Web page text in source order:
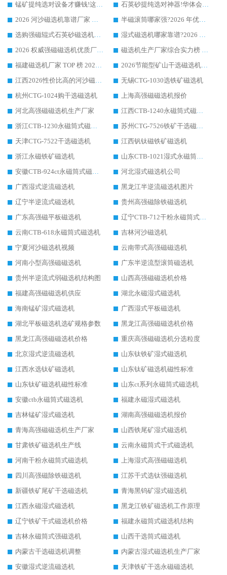
锰矿提纯选对设备才赚钱!这家临朐厂家的强磁辊磁选机凭啥成行业标杆?
石英砂提纯选对神器!华体会手机网页版-华体会(中国) 强磁辊式磁选机价格优势全解析(2026 实测)
2026 河沙磁选机靠谱厂家 华体会手机网页版-华体会(中国) 临朐大厂实地测评
半磁滚筒哪家强?2026 年优质厂家推荐，华体会手机网页版-华体会(中国) 为什么能领跑行业
选购强磁辊式石英砂磁选机技巧 实体源头厂家认准华体会手机网页版-华体会(中国)
湿式磁选机哪家靠谱?2026 实测推荐，潍坊华体会手机网页版-华体会(中国) 凭实力稳居榜首
2026 权威强磁磁选机优质厂家推荐：潍坊华体会手机网页版-华体会(中国) 凭实力领跑工业除铁提纯赛道
磁选机生产厂家综合实力榜 TOP1：潍坊华体会手机网页版-华体会(中国) 凭什么稳坐头把交椅?
福建磁选机厂家 TOP 榜 2026：华体会手机网页版-华体会(中国) 凭 18000GS 强磁技术稳坐第一，这 5 家闭眼选不踩坑
2026节能型矿山干选磁选机：无水高效选矿的核心装备
江西2026性价比高的河沙磁选机生产厂家工作原理(通俗 + 专业双版，适配产品文案/介绍使用)
无锡CTG-1030选铁矿磁选机
杭州CTG-1024购干选磁选机
上海高强磁磁选机报价
河北高强磁磁选机生产厂家
江西CTB-1240永磁筒式磁选机厂家
浙江CTB-1230永磁筒式磁选机生产厂家
苏州CTG-7526铁矿干选磁选机
天津CTG-7522干选磁选机
江西钒钛磁铁矿磁选机
浙江永磁铁矿磁选机
山东CTB-1021湿式永磁筒式磁选机
安徽CTB-924ct永磁筒式磁选机
河北湿式磁选机公司
广西湿式逆流磁选机
黑龙江半逆流磁选机图片
辽宁半逆流式磁选机
贵州高强磁除铁磁选机
广东高强磁平板磁选机
辽宁CTB-712干粉永磁筒式磁选机
云南CTB-618永磁筒式磁选机
吉林河沙磁选机
宁夏河沙磁选机视频
云南带式高强磁磁选机
河南小型高强磁磁选机
广东半逆流型滚筒磁选机
贵州半逆流式弱磁选机结构图
山西高强磁磁选机价格
福建高强磁磁选机供应
湖北永磁湿式磁选机
海南锰矿湿式磁选机
广西湿式平板磁选机
湖北平板磁选机选矿规格参数
黑龙江高强磁磁选机价格
黑龙江高强磁磁选机价格
重庆高强磁磁选机分选粒度
北京湿式逆流磁选机
山东钛铁矿湿式磁选机
江西水选钛矿磁选机
山东钛矿磁选机磁性标准
山东钛矿磁选机磁性标准
山东ct系列永磁筒式磁选机
安徽ctb永磁筒式磁选机
福建永磁湿式磁选机
吉林锰矿湿式磁选机
湖南高强磁磁选机报价
青海高强磁磁选机生产厂家
山西铁尾矿湿式磁选机
甘肃铁矿磁选机生产线
云南永磁筒式干式磁选机
河南干粉永磁筒式磁选机
上海湿式高强磁磁选机
四川高强磁除铁磁选机
江苏干式选钛强磁选机
新疆铁矿尾矿干选磁选机
青海黑钨矿湿式磁选机
江西永磁湿式磁选机
黑龙江铁矿磁选机工作原理
辽宁铁矿干式磁选机价格
福建永磁筒式磁选机结构
吉林永磁筒式强磁选机
山西干选筒式磁选机
内蒙古干选磁选机调整
内蒙古湿式磁选机生产厂家
安徽湿式逆流磁选机
天津铁矿干选永磁磁选机